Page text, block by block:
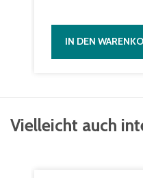
IN DEN
Vielleicht auch